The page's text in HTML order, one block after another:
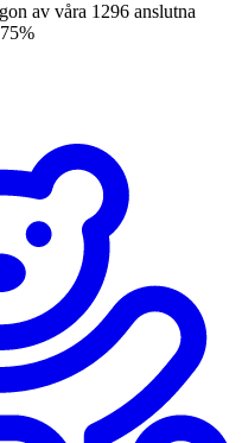
av våra 1296 anslutna